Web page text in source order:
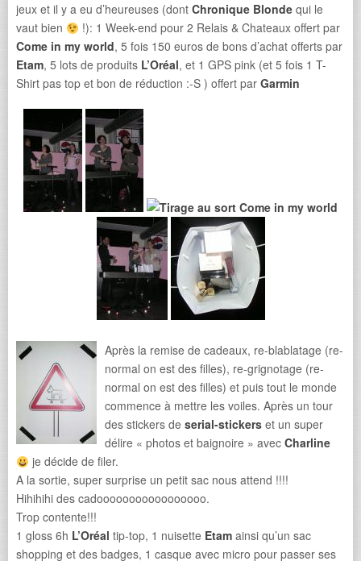
jeux et il y a eu d’heureuses (dont Chronique Blonde qui le
vaut bien
!): 1 Week-end pour 2 Relais & Chateaux offert par
Come in my world, 5 fois 150 euros de bons d’achat offerts par
Etam, 5 lots de produits L’Oréal, et 1 GPS pink (et 5 fois 1 T-
Shirt pas top et bon de réduction :-S ) offert par Garmin
Après la remise de cadeaux, re-blablatage (re-
normal on est des filles), re-grignotage (re-
normal on est des filles) et puis tout le monde
commence à mettre les voiles. Après un tour
des stickers de serial-stickers et un super
délire « photos et baignoire » avec Charline
je décide de filer.
A la sortie, super surprise un petit sac nous attend !!!!
Hihihihi des cadooooooooooooooooo.
Trop contente!!!
1 gloss 6h L’Oréal tip-top, 1 nuisette Etam ainsi qu’un sac
shopping et des badges, 1 casque avec micro pour passer ses